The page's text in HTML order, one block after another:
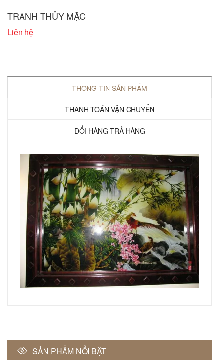
TRANH THỦY MẶC
Liên hệ
THÔNG TIN SẢN PHẨM
THANH TOÁN VẬN CHUYỂN
ĐỔI HÀNG TRẢ HÀNG
SẢN PHẨM NỔI BẬT